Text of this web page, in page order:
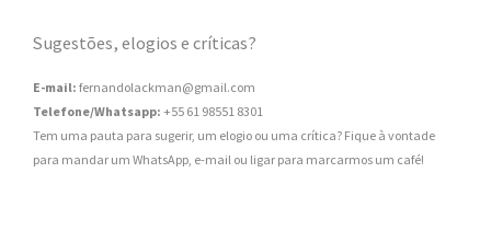
Sugestões, elogios e críticas?
E-mail: fernandolackman@gmail.com
Telefone/Whatsapp: +55 61 98551 8301
Tem uma pauta para sugerir, um elogio ou uma crítica? Fique à vontade
para mandar um WhatsApp, e-mail ou ligar para marcarmos um café!